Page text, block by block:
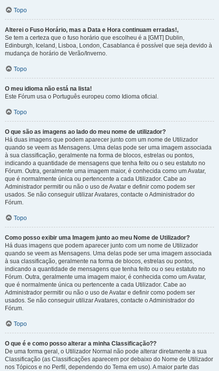
Topo
Alterei o Fuso Horário, mas a Data e Hora continuam erradas!,
Se tem a certeza que o fuso horário que escolheu é a [GMT] Dublin,
Edinburgh, Iceland, Lisboa, London, Casablanca é possível que seja devido à
mudança de horário de Verão/Inverno.
Topo
O meu idioma não está na lista!
Este Fórum usa o Português europeu como Idioma oficial.
Topo
O que são as imagens ao lado do meu nome de utilizador?
Há duas imagens que podem aparecer junto com um nome de Utilizador
quando se veem as Mensagens. Uma delas pode ser uma imagem associada
à sua classificação, geralmente na forma de blocos, estrelas ou pontos,
indicando a quantidade de mensagens que tenha feito ou o seu estatuto no
Fórum. Outra, geralmente uma imagem maior, é conhecida como um Avatar,
que é normalmente única ou pertencente a cada Utilizador. Cabe ao
Administrador permitir ou não o uso de Avatar e definir como podem ser
usados. Se não conseguir utilizar Avatares, contacte o Administrador do
Fórum.
Topo
Como posso exibir uma Imagem junto ao meu Nome de Utilizador?
Há duas imagens que podem aparecer junto com um nome de Utilizador
quando se veem as Mensagens. Uma delas pode ser uma imagem associada
à sua classificação, geralmente na forma de blocos, estrelas ou pontos,
indicando a quantidade de mensagens que tenha feito ou o seu estatuto no
Fórum. Outra, geralmente uma imagem maior, é conhecida como um Avatar,
que é normalmente única ou pertencente a cada Utilizador. Cabe ao
Administrador permitir ou não o uso de Avatar e definir como podem ser
usados. Se não conseguir utilizar Avatares, contacte o Administrador do
Fórum.
Topo
O que é e como posso alterar a minha Classificação??
De uma forma geral, o Utilizador Normal não pode alterar diretamente a sua
Classificação (as Classificações aparecem por debaixo do Nome de Utilizador
nos Tópicos e no Perfil, dependendo do Tema em uso). A maior parte das